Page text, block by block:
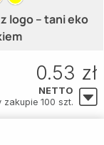
logo – tani eko
0.53 zł
NETTO
zakupie 100 szt.